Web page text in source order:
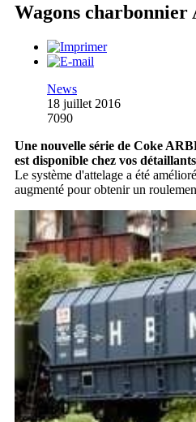
Wagons charbonnier
News
18 juillet 2016
7090
Une nouvelle série de Coke
est disponible chez vos
Le système d'attelage a été
augmenté pour obtenir un